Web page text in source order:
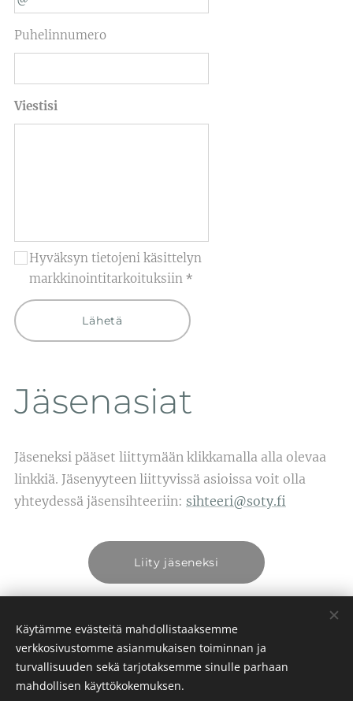
Puhelinnumero
Viestisi
Hyväksyn tietojeni käsittelyn
markkinointitarkoituksiin
Lähetä
Jäsenasiat
Jäseneksi pääset liittymään klikkamalla alla olevaa
linkkiä. Jäsenyyteen liittyvissä asioissa voit olla
yhteydessä jäsensihteeriin: sihteeri@soty.fi
Liity jäseneksi
Käytämme evästeitä mahdollistaaksemme
verkkosivustomme asianmukaisen toiminnan ja
turvallisuuden sekä tarjotaksemme sinulle parhaan
mahdollisen käyttökokemuksen.